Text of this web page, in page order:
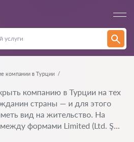
компании в Турции
компанию в Турции на тех
страны — и для этого
вид на жительство. На
формами Limited (Ltd. Ş...